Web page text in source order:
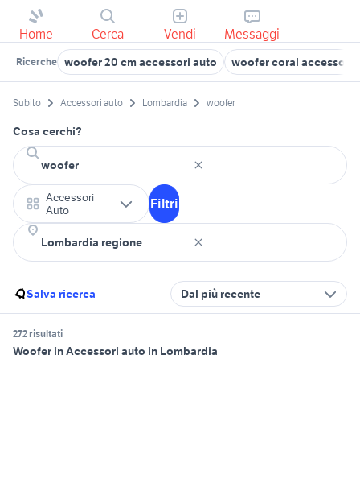
Home Cerca Vendi Messaggi
Ricerche woofer 20 cm accessori auto woofer coral accessori
Subito Accessori auto Lombardia woofer
Cosa cerchi?
Accessori
Auto
Filtri
Salva ricerca Dal più recente
272 risultati
Woofer in Accessori auto in Lombardia